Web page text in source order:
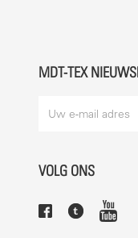
MDT-TEX
VOLG ONS